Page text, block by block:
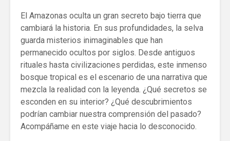
El Amazonas oculta un gran secreto bajo tierra que
cambiará la historia. En sus profundidades, la selva
guarda misterios inimaginables que han
permanecido ocultos por siglos. Desde antiguos
rituales hasta civilizaciones perdidas, este inmenso
bosque tropical es el escenario de una narrativa que
mezcla la realidad con la leyenda. ¿Qué secretos se
esconden en su interior? ¿Qué descubrimientos
podrían cambiar nuestra comprensión del pasado?
Acompáñame en este viaje hacia lo desconocido.